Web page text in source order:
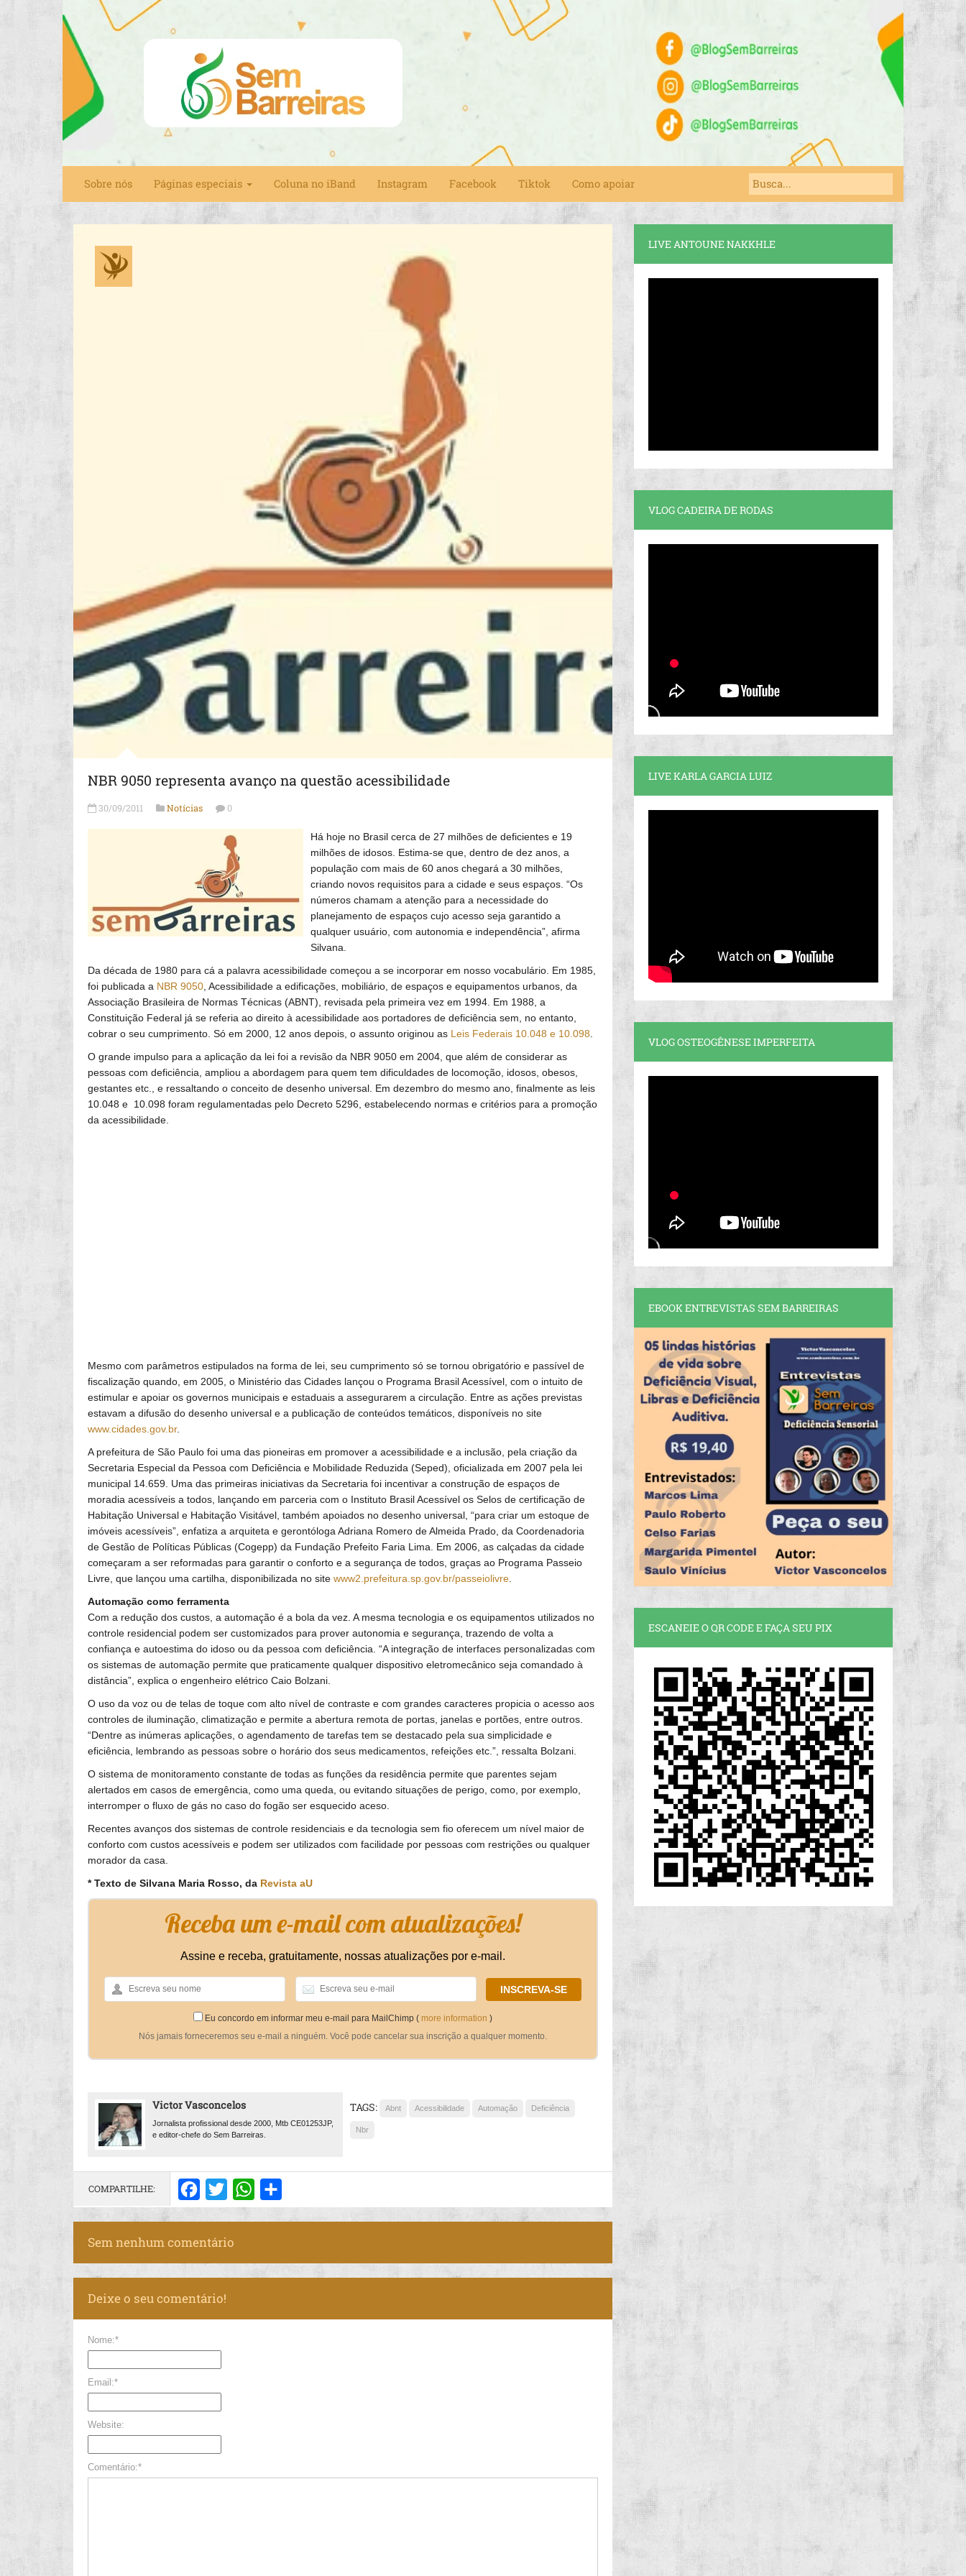
Sobre nós Páginas especiais Coluna no iBand Instagram Facebook Tiktok Como apoiar
NBR 9050 representa avanço na questão acessibilidade
30/09/2011 Notícias 0
Há hoje no Brasil cerca de 27 milhões de deficientes e 19
milhões de idosos. Estima-se que, dentro de dez anos, a
população com mais de 60 anos chegará a 30 milhões,
criando novos requisitos para a cidade e seus espaços. “Os
números chamam a atenção para a necessidade do
planejamento de espaços cujo acesso seja garantido a
qualquer usuário, com autonomia e independência”, afirma
Silvana.
Da década de 1980 para cá a palavra acessibilidade começou a se incorporar em nosso vocabulário. Em 1985,
foi publicada a NBR 9050 , Acessibilidade a edificações, mobiliário, de espaços e equipamentos urbanos, da
Associação Brasileira de Normas Técnicas (ABNT), revisada pela primeira vez em 1994. Em 1988, a
Constituição Federal já se referia ao direito à acessibilidade aos portadores de deficiência sem, no entanto,
cobrar o seu cumprimento. Só em 2000, 12 anos depois, o assunto originou as Leis Federais 10.048 e 10.098
O grande impulso para a aplicação da lei foi a revisão da NBR 9050 em 2004, que além de considerar as
pessoas com deficiência, ampliou a abordagem para quem tem dificuldades de locomoção, idosos, obesos,
gestantes etc., e ressaltando o conceito de desenho universal. Em dezembro do mesmo ano, finalmente as leis
10.048 e 10.098 foram regulamentadas pelo Decreto 5296, estabelecendo normas e critérios para a promoção
da acessibilidade.
Mesmo com parâmetros estipulados na forma de lei, seu cumprimento só se tornou obrigatório e passível de
fiscalização quando, em 2005, o Ministério das Cidades lançou o Programa Brasil Acessível, com o intuito de
estimular e apoiar os governos municipais e estaduais a assegurarem a circulação. Entre as ações previstas
estavam a difusão do desenho universal e a publicação de conteúdos temáticos, disponíveis no site
www.cidades.gov.br.
A prefeitura de São Paulo foi uma das pioneiras em promover a acessibilidade e a inclusão, pela criação da
Secretaria Especial da Pessoa com Deficiência e Mobilidade Reduzida (Seped), oficializada em 2007 pela lei
municipal 14.659. Uma das primeiras iniciativas da Secretaria foi incentivar a construção de espaços de
moradia acessíveis a todos, lançando em parceria com o Instituto Brasil Acessível os Selos de certificação de
Habitação Universal e Habitação Visitável, também apoiados no desenho universal, “para criar um estoque de
imóveis acessíveis”, enfatiza a arquiteta e gerontóloga Adriana Romero de Almeida Prado, da Coordenadoria
de Gestão de Políticas Públicas (Cogepp) da Fundação Prefeito Faria Lima. Em 2006, as calçadas da cidade
começaram a ser reformadas para garantir o conforto e a segurança de todos, graças ao Programa Passeio
Livre, que lançou uma cartilha, disponibilizada no site www2.prefeitura.sp.gov.br/passeiolivre
Automação como ferramenta
Com a redução dos custos, a automação é a bola da vez. A mesma tecnologia e os equipamentos utilizados no
controle residencial podem ser customizados para prover autonomia e segurança, trazendo de volta a
confiança e autoestima do idoso ou da pessoa com deficiência. “A integração de interfaces personalizadas com
os sistemas de automação permite que praticamente qualquer dispositivo eletromecânico seja comandado à
distância”, explica o engenheiro elétrico Caio Bolzani.
O uso da voz ou de telas de toque com alto nível de contraste e com grandes caracteres propicia o acesso aos
controles de iluminação, climatização e permite a abertura remota de portas, janelas e portões, entre outros.
“Dentre as inúmeras aplicações, o agendamento de tarefas tem se destacado pela sua simplicidade e
eficiência, lembrando as pessoas sobre o horário dos seus medicamentos, refeições etc.”, ressalta Bolzani.
O sistema de monitoramento constante de todas as funções da residência permite que parentes sejam
alertados em casos de emergência, como uma queda, ou evitando situações de perigo, como, por exemplo,
interromper o fluxo de gás no caso do fogão ser esquecido aceso.
Recentes avanços dos sistemas de controle residenciais e da tecnologia sem fio oferecem um nível maior de
conforto com custos acessíveis e podem ser utilizados com facilidade por pessoas com restrições ou qualquer
morador da casa.
* Texto de Silvana Maria Rosso, da Revista aU
Receba um e-mail com atualizações!
Assine e receba, gratuitamente, nossas atualizações por e-mail.
Eu concordo em informar meu e-mail para MailChimp ( more information )
Nós jamais forneceremos seu e-mail a ninguém. Você pode cancelar sua inscrição a qualquer momento.
Victor Vasconcelos
Jornalista profissional desde 2000, Mtb CE01253JP,
e editor-chefe do Sem Barreiras.
TAGS: Abnt Acessibilidade Automação Deficiência
Nbr
COMPARTILHE: Facebook
Twitter WhatsApp
Sem nenhum comentário
Deixe o seu comentário!
Nome:*
Email:*
Website:
Comentário:*
LIVE ANTOUNE NAKKHLE
VLOG CADEIRA DE RODAS
LIVE KARLA GARCIA LUIZ
VLOG OSTEOGÊNESE IMPERFEITA
EBOOK ENTREVISTAS SEM BARREIRAS
ESCANEIE O QR CODE E FAÇA SEU PIX